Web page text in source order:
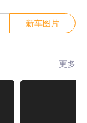
新车图片
更多